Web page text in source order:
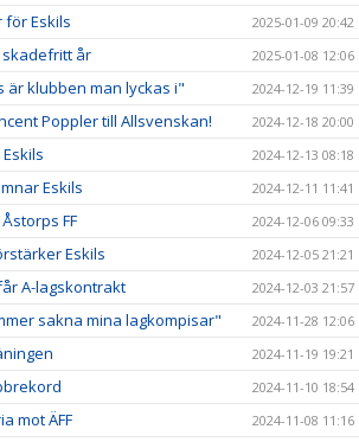
Eskils 2025-01-09 20:42
skadefritt år 2025-01-08 12:06
är klubben man lyckas i" 2024-12-19 11:39
Poppler till Allsvenskan! 2024-12-18 20:00
2024-12-13 08:18
Eskils 2024-12-11 11:41
FF 2024-12-06 09:33
Eskils 2024-12-05 21:21
A-lagskontrakt 2024-12-03 21:57
sakna mina lagkompisar" 2024-11-28 12:06
2024-11-19 19:21
2024-11-10 18:54
mot ÄFF 2024-11-08 11:16